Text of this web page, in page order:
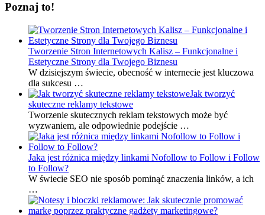
Poznaj to!
Tworzenie Stron Internetowych Kalisz – Funkcjonalne i
Estetyczne Strony dla Twojego Biznesu
W dzisiejszym świecie, obecność w internecie jest kluczowa
dla sukcesu …
Jak tworzyć
skuteczne reklamy tekstowe
Tworzenie skutecznych reklam tekstowych może być
wyzwaniem, ale odpowiednie podejście …
Jaka jest różnica między linkami Nofollow to Follow i Follow
to Follow?
W świecie SEO nie sposób pominąć znaczenia linków, a ich
…